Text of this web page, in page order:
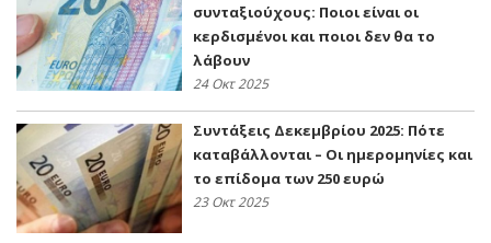
συνταξιούχους: Ποιοι είναι οι
κερδισμένοι και ποιοι δεν θα το
λάβουν
24 Οκτ 2025
Συντάξεις Δεκεμβρίου 2025: Πότε
καταβάλλονται – Οι ημερομηνίες και
το επίδομα των 250 ευρώ
23 Οκτ 2025